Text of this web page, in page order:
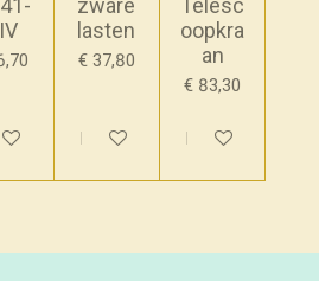
lasten
€ 37,80
In winkelwagen
oopkra
an
€ 83,30
In winkelwagen